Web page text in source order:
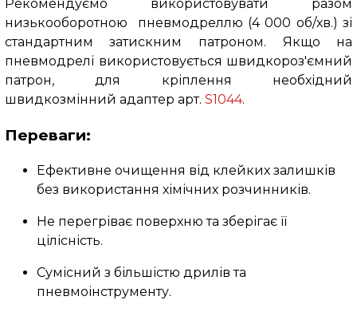
Рекомендуємо використовувати разом
низькооборотною пневмодреллю (4 000 об/хв.) зі
стандартним затискним патроном. Якщо на
пневмодрелі використовується швидкороз'ємний
патрон, для кріплення необхідний
швидкозмінний адаптер арт. S1044.
Переваги:
Ефективне очищення від клейких залишків
без використання хімічних розчинників.
Не перегріває поверхню та зберігає її
цілісність.
Сумісний з більшістю дрилів та
пневмоінструменту.